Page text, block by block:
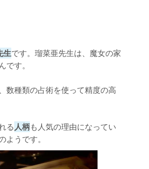
生です。瑠菜亜先生は、魔女の家
す。
数種類の占術を使って精度の高
る人柄も人気の理由になってい
うです。